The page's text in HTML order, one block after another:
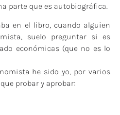
parte que es autobiográfica.
en el libro, cuando alguien
suelo preguntar si es
económicas (que no es lo
he sido yo, por varios
probar y aprobar: